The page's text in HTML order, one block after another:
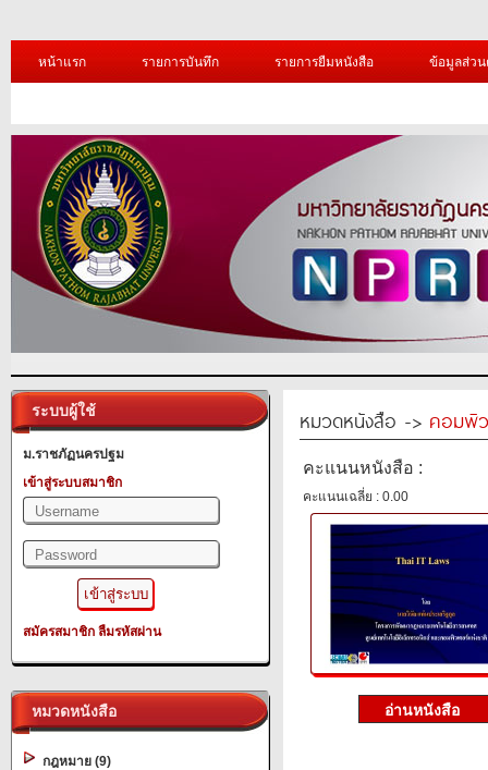
หน้าแรก รายการบันทึก รายการยืมหนังสือ ข้อมูลส่ว
ระบบผู้ใช้
ม.ราชภัฏนครปฐม
เข้าสู่ระบบสมาชิก
สมัครสมาชิก ลืมรหัสผ่าน
หมวดหนังสือ
กฎหมาย (9)
หมวดหนังสือ -> คอมพิ
คะแนนหนังสือ :
คะแนนเฉลี่ย : 0.00